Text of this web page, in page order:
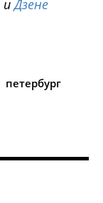
иДзене
петербург